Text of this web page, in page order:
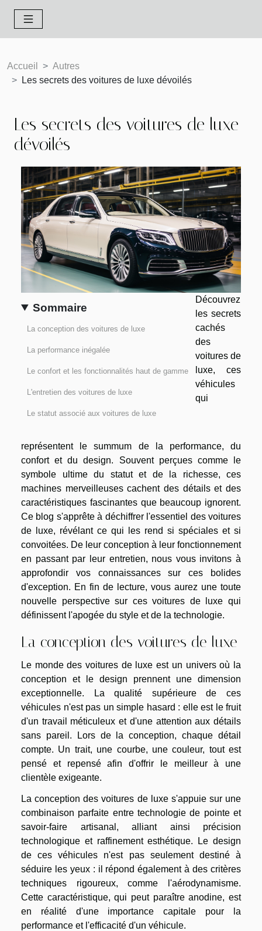
Accueil
Autres
Les secrets des voitures de luxe dévoilés
Les secrets des voitures de luxe
dévoilés
Sommaire
La conception des voitures de luxe
La performance inégalée
Le confort et les fonctionnalités haut de gamme
L'entretien des voitures de luxe
Le statut associé aux voitures de luxe
Découvrez
les secrets
cachés
des
voitures de
luxe, ces
véhicules
qui
représentent le summum de la performance, du
confort et du design. Souvent perçues comme le
symbole ultime du statut et de la richesse, ces
machines merveilleuses cachent des détails et des
caractéristiques fascinantes que beaucoup ignorent.
Ce blog s'apprête à déchiffrer l'essentiel des voitures
de luxe, révélant ce qui les rend si spéciales et si
convoitées. De leur conception à leur fonctionnement
en passant par leur entretien, nous vous invitons à
approfondir vos connaissances sur ces bolides
d'exception. En fin de lecture, vous aurez une toute
nouvelle perspective sur ces voitures de luxe qui
définissent l'apogée du style et de la technologie.
La conception des voitures de luxe
Le monde des voitures de luxe est un univers où la
conception et le design prennent une dimension
exceptionnelle. La qualité supérieure de ces
véhicules n'est pas un simple hasard : elle est le fruit
d'un travail méticuleux et d'une attention aux détails
sans pareil. Lors de la conception, chaque détail
compte. Un trait, une courbe, une couleur, tout est
pensé et repensé afin d'offrir le meilleur à une
clientèle exigeante.
La conception des voitures de luxe s'appuie sur une
combinaison parfaite entre technologie de pointe et
savoir-faire artisanal, alliant ainsi précision
technologique et raffinement esthétique. Le design
de ces véhicules n'est pas seulement destiné à
séduire les yeux : il répond également à des critères
techniques rigoureux, comme l'aérodynamisme.
Cette caractéristique, qui peut paraître anodine, est
en réalité d'une importance capitale pour la
performance et l'efficacité d'un véhicule.